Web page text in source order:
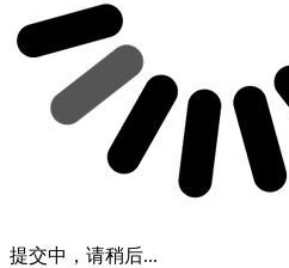
提交中，请稍后...